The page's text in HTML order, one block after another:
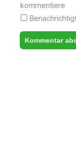
kommentiere